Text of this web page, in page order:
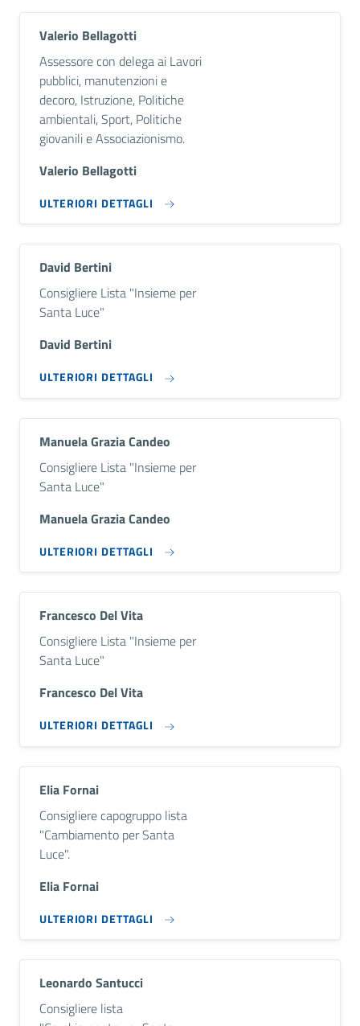
Valerio Bellagotti
Descrizione breve
Assessore con delega ai Lavori
pubblici, manutenzioni e
decoro, Istruzione, Politiche
ambientali, Sport, Politiche
giovanili e Associazionismo.
Valerio Bellagotti
ULTERIORI DETTAGLI
David Bertini
Descrizione breve
Consigliere Lista "Insieme per
Santa Luce"
David Bertini
ULTERIORI DETTAGLI
Manuela Grazia Candeo
Descrizione breve
Consigliere Lista "Insieme per
Santa Luce"
Manuela Grazia Candeo
ULTERIORI DETTAGLI
Francesco Del Vita
Descrizione breve
Consigliere Lista "Insieme per
Santa Luce"
Francesco Del Vita
ULTERIORI DETTAGLI
Elia Fornai
Descrizione breve
Consigliere capogruppo lista
"Cambiamento per Santa
Luce".
Elia Fornai
ULTERIORI DETTAGLI
Leonardo Santucci
Descrizione breve
Consigliere lista